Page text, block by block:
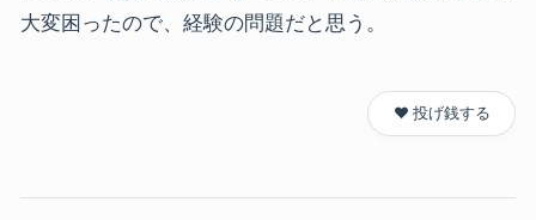
大変困ったので、経験の問題だと思う。
❤️ 投げ銭する